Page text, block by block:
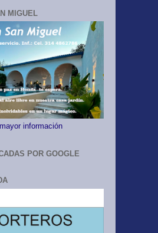
MIGUEL
información
POR GOOGLE